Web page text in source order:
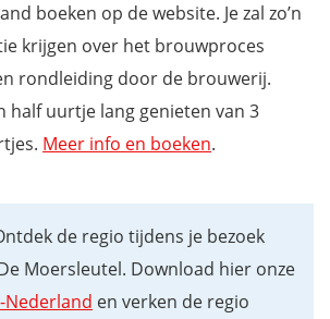
boeken op de website. Je zal zo’n
krijgen over het brouwproces
rondleiding door de brouwerij.
half uurtje lang genieten van 3
Meer info en boeken.
de regio tijdens je bezoek
Moersleutel. Download hier onze
en verken de regio